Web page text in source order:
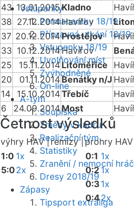
Vstupenky
Permanentky 18/19
Přípravná utkání 18/19
Vstupenky 18/19
Uvolňování míst
Zvýhodněné
On-line
A-tým
Soupiska
Změny v kádru
Realizační tým
Statistiky
Zranění / nemocní
Dresy 2018/19
Zápasy
Tipsport extraliga
43 13.01.2015Kladno
38 27.12.2014Havířov
37 20.12.2014Prostějov
33 10.12.2014Havířov
25
15.11.2014Litoměřice
20
01.11.2014Benátky n/J
14
15.10.2014Třebíč
6
24.09.2014Most
Četnost výsledků
výhry HAV |remízy | prohry HAV
1:0 1x
5:02x
0:1 1x
0:21x
0:31x
0:42x